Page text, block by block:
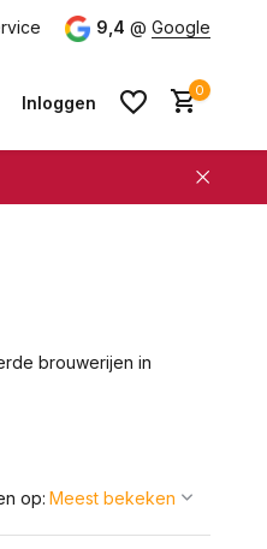
9,4 @ Google
Inloggen
0
brouwerijen in
op: